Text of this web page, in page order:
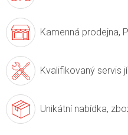
Kamenná prodejna,
Kvalifikovaný servis
Unikátní nabídka,